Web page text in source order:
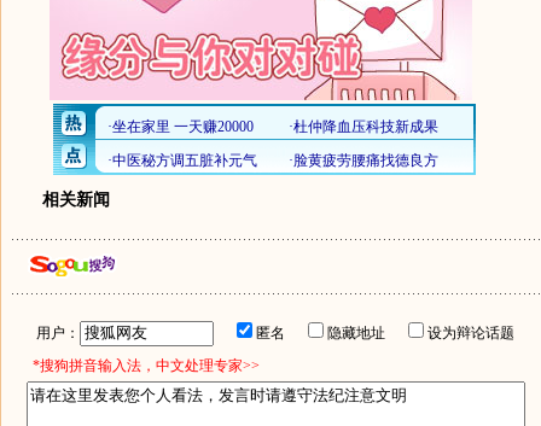
相关新闻
用户： 匿名 隐藏地址
设为辩论话题
*搜狗拼音输入法，中文处理专家>>